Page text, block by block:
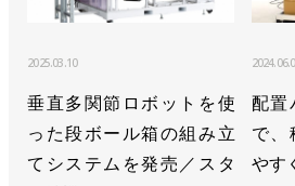
2025.03.10
垂直多関節ロボットを使
った段ボール箱の組み立
てシステムを発売／スタ
配置
で、
やす